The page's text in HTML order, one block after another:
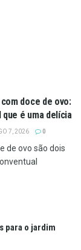
doce de ovo:
é uma delícia
7, 2026 0
de ovo são dois
para o jardim